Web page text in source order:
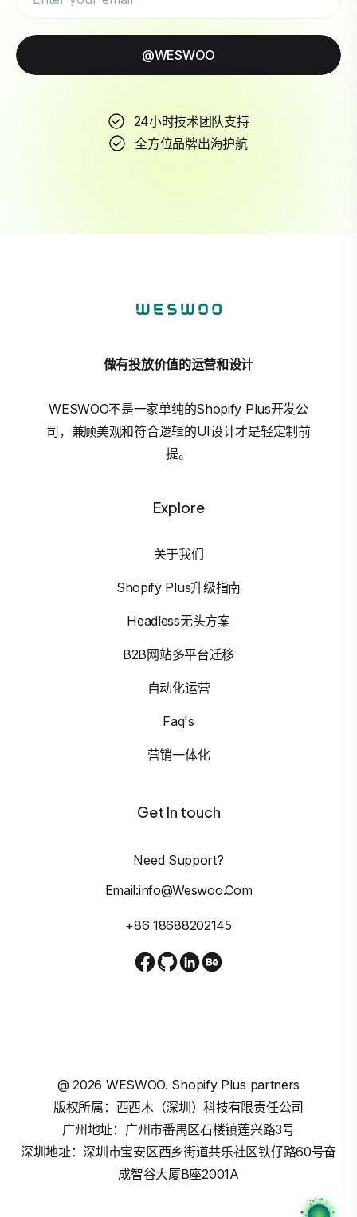
@WESWOO
24小时技术团队支持
全方位品牌出海护航
做有投放价值的运营和设计
WESWOO不是一家单纯的Shopify Plus开发公
司，兼顾美观和符合逻辑的UI设计才是轻定制前
提。
Explore
关于我们
Shopify Plus升级指南
Headless无头方案
B2B网站多平台迁移
自动化运营
Faq's
营销一体化
Get In touch
Need Support?
Email:info@weswoo.com
+86 18688202145
@2026 WESWOO. Shopify Plus partners
版权所属：西西木（深圳）科技有限责任公司
广州地址：广州市番禺区石楼镇莲兴路3号
深圳地址：深圳市宝安区西乡街道共乐社区铁仔路60号奋
成智谷大厦B座2001A